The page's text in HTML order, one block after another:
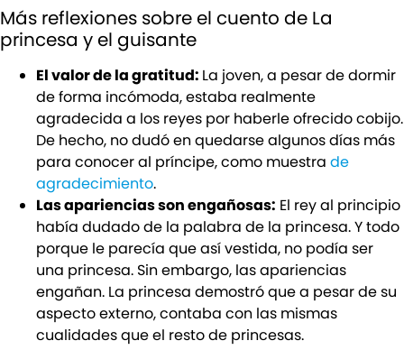
Más reflexiones sobre el cuento de La
princesa y el guisante
El valor de la gratitud: La joven, a pesar de dormir
de forma incómoda, estaba realmente
agradecida a los reyes por haberle ofrecido cobijo.
De hecho, no dudó en quedarse algunos días más
para conocer al príncipe, como muestra de
agradecimiento.
Las apariencias son engañosas: El rey al principio
había dudado de la palabra de la princesa. Y todo
porque le parecía que así vestida, no podía ser
una princesa. Sin embargo, las apariencias
engañan. La princesa demostró que a pesar de su
aspecto externo, contaba con las mismas
cualidades que el resto de princesas.